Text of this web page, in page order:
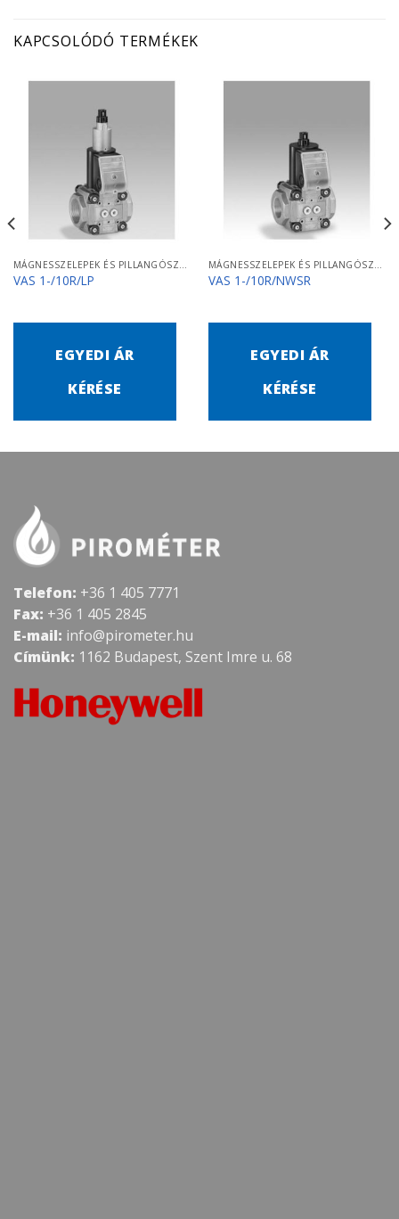
KAPCSOLÓDÓ TERMÉKEK
MÁGNESSZELEPEK ÉS PILLANGÓSZELEPEK
VAS 1-/10R/LP
EGYEDI ÁR
KÉRÉSE
MÁGNESSZELEPEK ÉS PILLANGÓSZELEPEK
VAS 1-/10R/NWSR
EGYEDI ÁR
KÉRÉSE
Telefon: +36 1 405 7771
Fax: +36 1 405 2845
E-mail: info@pirometer.hu
Címünk: 1162 Budapest, Szent Imre u. 68